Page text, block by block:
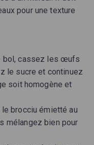
pour une texture
bol, cassez les œufs
le sucre et continuez
soit homogène et
brocciu émietté au
mélangez bien pour